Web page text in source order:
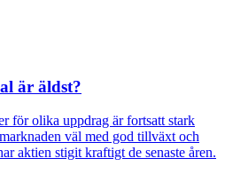
är äldst?
för olika uppdrag är fortsatt stark
väl med god tillväxt och
aktien stigit kraftigt de senaste åren.